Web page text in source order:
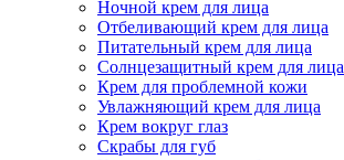
Ночной крем для лица
Отбеливающий крем для лица
Питательный крем для лица
Солнцезащитный крем для лица
Крем для проблемной кожи
Увлажняющий крем для лица
Крем вокруг глаз
Скрабы для губ